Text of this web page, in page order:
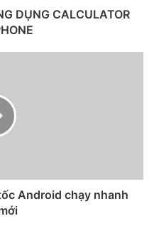
DỤNG CALCULATOR
Android chạy nhanh